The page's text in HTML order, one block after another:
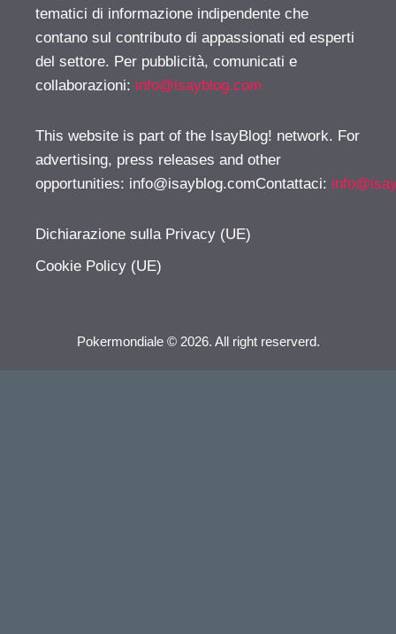
tematici di informazione indipendente che
contano sul contributo di appassionati ed esperti
del settore. Per pubblicità, comunicati e
collaborazioni: info@isayblog.com
This website is part of the IsayBlog! network. For
advertising, press releases and other
opportunities: info@isayblog.comContattaci:
Dichiarazione sulla Privacy (UE)
Cookie Policy (UE)
Pokermondiale © 2026. All right reserverd.